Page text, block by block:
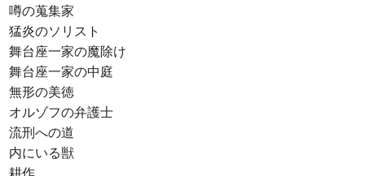
噂の蒐集家
猛炎のソリスト
舞台座一家の魔除け
舞台座一家の中庭
無形の美徳
オルゾフの弁護士
流刑への道
内にいる獣